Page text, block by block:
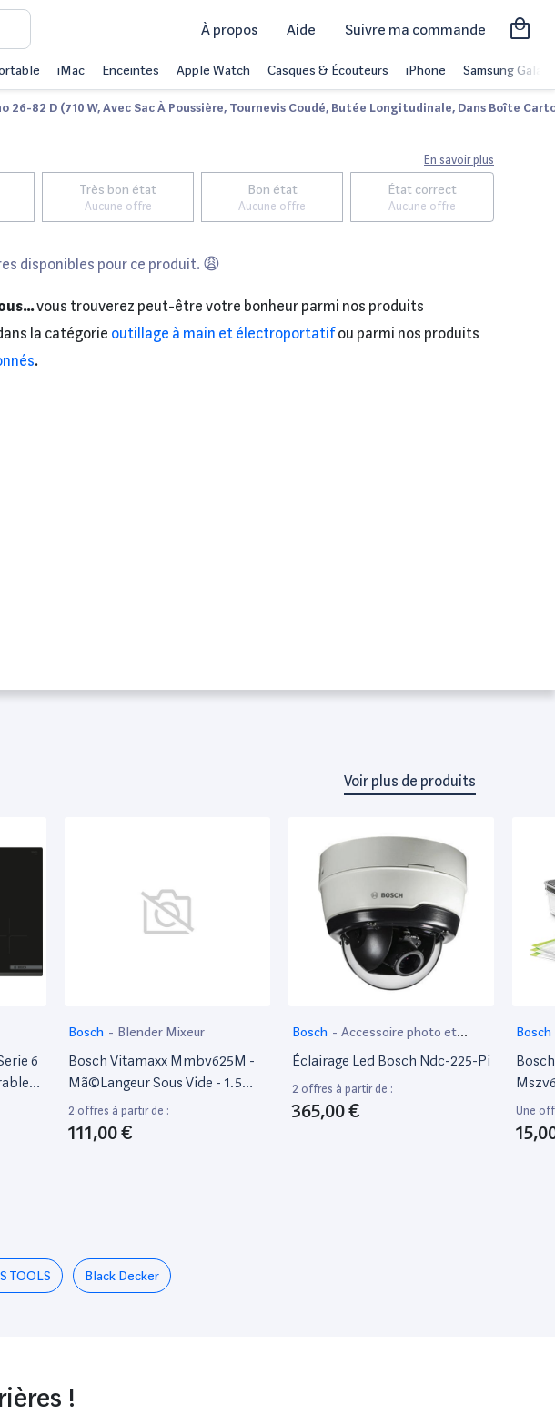
À propos Aide Suivre ma commande
iMac Enceintes Apple Watch Casques & Écouteurs iPhone Samsung Galaxy
26-82 D (710 W, Avec Sac À Poussière, Tournevis Coudé, Butée Longitudinale, Dans Boîte
En savoir plus
Très bon état
Aucune offre
Bon état
Aucune offre
État correct
Aucune offre
disponibles pour ce produit. 😩
vous trouverez peut-être votre bonheur parmi nos produits
la catégorie outillage à main et électroportatifou parmi nos produits
.
Voir plus de produits
6
Bosch - Blender Mixeur
Bosch Vitamaxx Mmbv625M -
Mã©Langeur Sous Vide - 1.5
Litres - 1000 Watt
2 offres à partir de :
111,00 €
Bosch - Accessoire photo et
vidéo
Éclairage Led Bosch Ndc-225-Pi
2 offres à partir de :
365,00 €
Bosch
Une
TOOLS Black Decker
!